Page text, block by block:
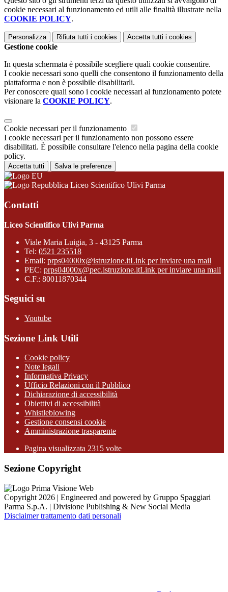
cookie necessari al funzionamento ed utili alle finalità illustrate nella
COOKIE POLICY.
Personalizza Rifiuta tutti i cookies Accetta tutti i cookies
Gestione cookie
In questa schermata è possibile scegliere quali cookie consentire.
I cookie necessari sono quelli che consentono il funzionamento della
piattaforma e non è possibile disabilitarli.
Per conoscere quali sono i cookie necessari al funzionamento potete
visionare la COOKIE POLICY.
Cookie necessari per il funzionamento
I cookie necessari per il funzionamento non possono essere
disabilitati. È possibile consultare l'elenco nella pagina della cookie
policy.
Accetta tutti Salva le preferenze
Liceo Scientifico Ulivi Parma
Contatti
Liceo Scientifico Ulivi Parma
Viale Maria Luigia, 3 - 43125 Parma
Tel: 0521 235518
Email: prps04000x@istruzione.itLink per inviare una mail
PEC: prps04000x@pec.istruzione.itLink per inviare una mail
C.F.: 80011870344
Seguici su
Youtube
Sezione Link Utili
Cookie policy
Note legali
Informativa Privacy
Ufficio Relazioni con il Pubblico
Dichiarazione di accessibilità
Obiettivi di accessibilità
Whistleblowing
Gestione consensi cookie
Amministrazione trasparente
Pagina visualizzata 2315 volte
Sezione Copyright
Copyright 2026 | Engineered and powered by Gruppo Spaggiari
Parma S.p.A. | Divisione Publishing & New Social Media
Disclaimer trattamento dati personali